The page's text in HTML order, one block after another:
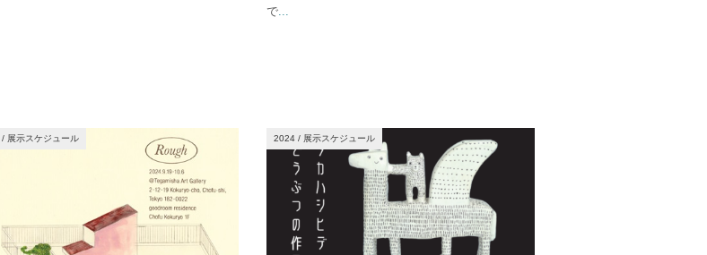
で...
/ 展示スケジュール 2024 / 展示スケジュール